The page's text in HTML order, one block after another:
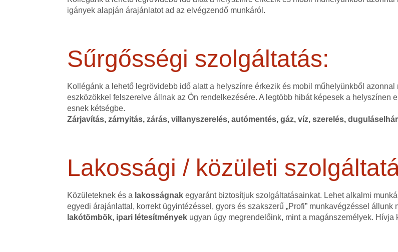
igányek alapján árajánlatot ad az elvégzendő munkáról.
Sűrgősségi szolgáltatás:
Kollégánk a lehető legrövidebb idő alatt a helyszínre érkezik és mobil műhelyünkből
eszközökkel felszerelve állnak az Ön rendelkezésére. A legtöbb hibát képesek a helyszínen
esnek kétségbe.
Zárjavítás, zárnyitás, zárás, villanyszerelés, autómentés, gáz, víz, szerelés,
Lakossági / közületi
Közületeknek és a lakosságnak egyaránt biztosítjuk szolgáltatásainkat. Lehet alkalmi
egyedi árajánlattal, korrekt ügyintézéssel, gyors és szakszerű „Profi” munkavégzéssel állunk
lakótömbök, ipari létesítmények ugyan úgy megrendelőink, mint a magánszemélyek.